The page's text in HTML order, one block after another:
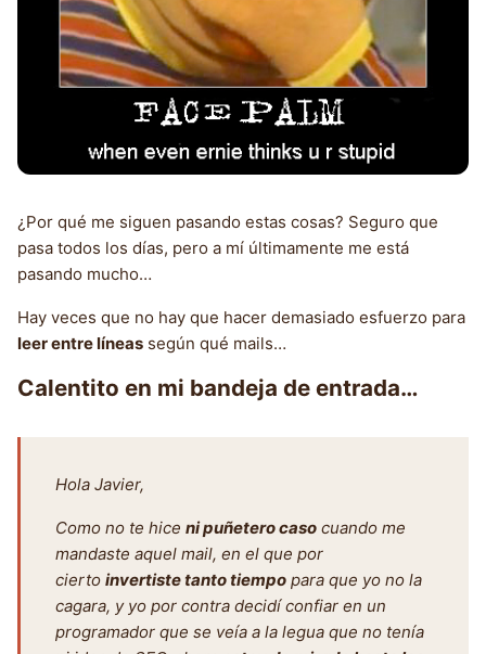
¿Por qué me siguen pasando estas cosas? Seguro que
pasa todos los días, pero a mí últimamente me está
pasando mucho…
Hay veces que no hay que hacer demasiado esfuerzo para
leer entre líneas según qué mails…
Calentito en mi bandeja de entrada…
Hola Javier,
Como no te hice ni puñetero caso cuando me
mandaste aquel mail, en el que por
cierto invertiste tanto tiempo para que yo no la
cagara, y yo por contra decidí confiar en un
programador que se veía a la legua que no tenía